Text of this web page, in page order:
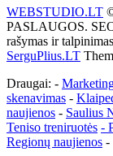
WEBSTUDIO.LT
PASLAUGOS.
rašymas ir
SerguPlius.LT
Draugai: -
skenavimas -
naujienos - Saulius
Teniso treniruotės -
Regionų naujienos -